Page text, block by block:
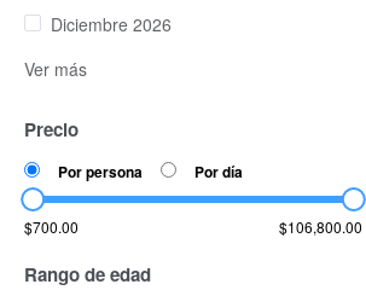
Diciembre 2026
Ver más
Precio
Por persona Por día
$700.00 $106,800.00
Rango de edad